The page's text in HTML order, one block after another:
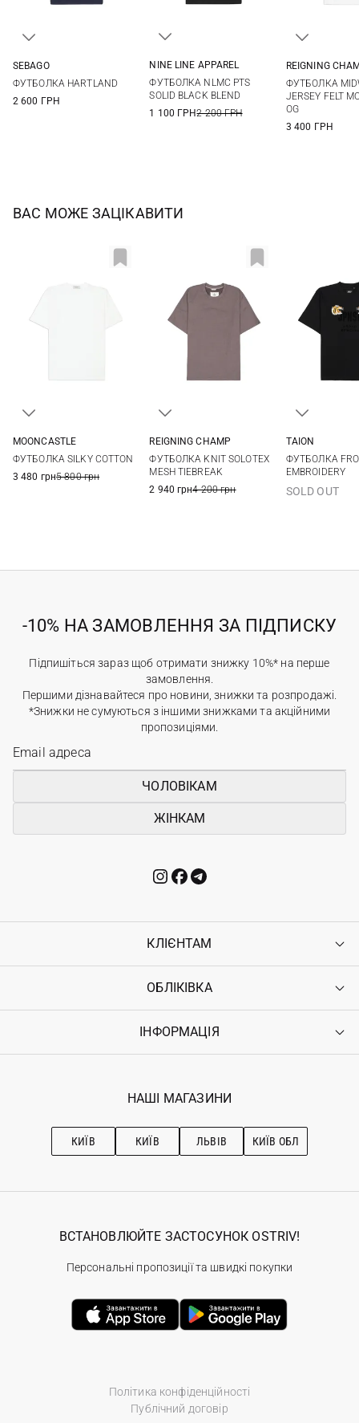
SEBAGO
ФУТБОЛКА HARTLAND
2 600 ГРН
3XL
NINE LINE APPAREL
ФУТБОЛКА NLMC PTS
SOLID BLACK BLEND
1 100 ГРН2 200 ГРН
REIGNING
ФУТБОЛКА
JERSEY FELT
OG
3 400 ГРН
ВАС МОЖЕ ЗАЦІКАВИТИ
MOONCASTLE
ФУТБОЛКА SILKY COTTON
3 480 грн5 800 грн
REIGNING CHAMP
ФУТБОЛКА KNIT SOLOTEX
MESH TIEBREAK
2 940 грн4 200 грн
TAION
ФУТБОЛКА
EMBROIDERY
SOLD OUT
-10% НА ЗАМОВЛЕННЯ ЗА ПІДПИСКУ
Підпишіться зараз щоб отримати знижку 10%* на перше
замовлення.
Першими дізнавайтеся про новини, знижки та розпродажі.
*Знижки не сумуються з іншими знижками та акційними
пропозиціями.
ЧОЛОВІКАМ
ЖІНКАМ
КЛІЄНТАМ
Контакти
Повернення
Гарантія
ОБЛІКІВКА
Увійти
Ostriv Club+
ІНФОРМАЦІЯ
Наші магазини
Рекомендації з догляду
НАШІ МАГАЗИНИ
КИЇВ КИЇВ ЛЬВІВ КИЇВ ОБЛ
Політика конфіденційності
Публічний договір
ВСТАНОВЛЮЙТЕ ЗАСТОСУНОК OSTRIV!
Персональні пропозиції та швидкі покупки